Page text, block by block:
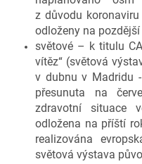
z důvodu
odloženy na
světové – k titulu
vítěz“ (světová
v dubnu v Madridu
přesunuta na
zdravotní situace
odložena na příští
realizována
světová výstava